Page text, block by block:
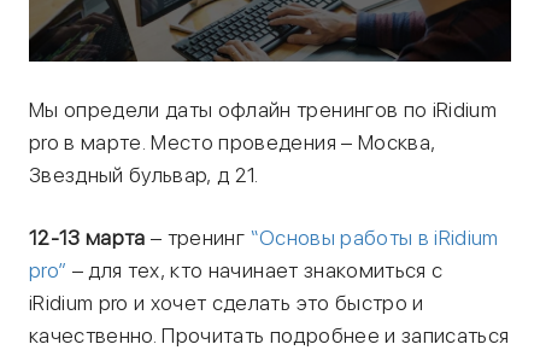
Мы определи даты офлайн тренингов по iRidium
pro в марте. Место проведения – Москва,
Звездный бульвар, д 21.
12-13 марта – тренинг “Основы работы в iRidium
pro” – для тех, кто начинает знакомиться с
iRidium pro и хочет сделать это быстро и
качественно. Прочитать подробнее и записаться